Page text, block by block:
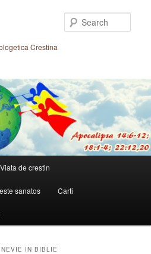
Crestina
Viata de crestin
sanatos Carti
IN BIBLIE